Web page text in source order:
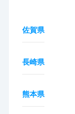
佐賀県
長崎県
熊本県